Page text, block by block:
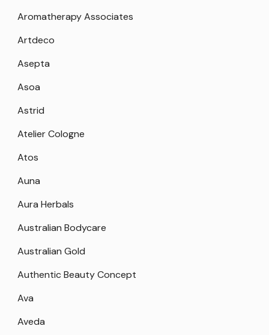
Aromatherapy Associates
Artdeco
Asepta
Asoa
Astrid
Atelier Cologne
Atos
Auna
Aura Herbals
Australian Bodycare
Australian Gold
Authentic Beauty Concept
Ava
Aveda